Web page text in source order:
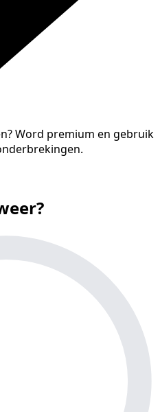
Word premium en gebruik